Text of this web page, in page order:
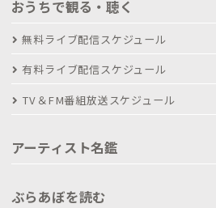
おうちで観る・聴く
無料ライブ配信スケジュール
有料ライブ配信スケジュール
TV＆FM番組放送スケジュール
アーティスト名鑑
ぶらあぼを読む